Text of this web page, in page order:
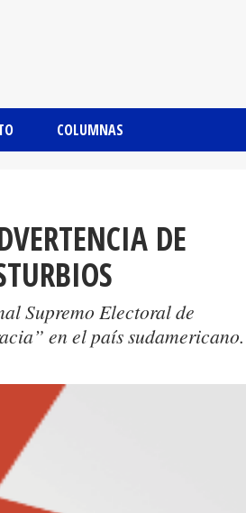
COLUMNAS
DE
Supremo Electoral de
en el país sudamericano.